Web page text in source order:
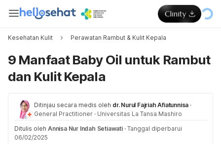
Kesehatan Kulit Perawatan Rambut & Kulit Kepala
9 Manfaat Baby Oil untuk Rambut
dan Kulit Kepala
Ditinjau secara medis oleh dr. Nurul Fajriah Afiatunnisa ·
General Practitioner · Universitas La Tansa Mashiro
Ditulis oleh Annisa Nur Indah Setiawati · Tanggal diperbarui
06/02/2025